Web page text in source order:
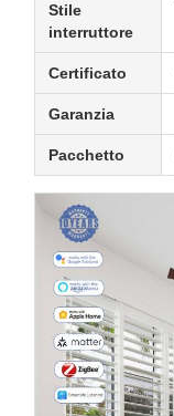
Stile
interruttore
Certificato
Garanzia
Pacchetto